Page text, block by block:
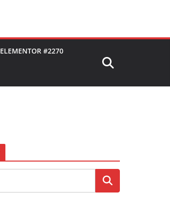
ELEMENTOR #2270